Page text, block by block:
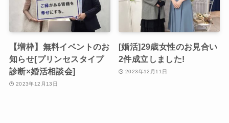
【増枠】無料イベントのお
知らせ[プリンセスタイプ
診断×婚活相談会]
2023年12月13日
[婚活]29歳女性のお見合い
2件成立しました!
2023年12月11日